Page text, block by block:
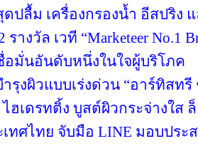
ดปลื้ม เครื่องกรองน้ำ อีสปริง
างวัล เวที “Marketeer No.1
อมั่นอันดับหนึ่งในใจผู้บริโภค
รุงผิวแบบเร่งด่วน “อาร์ทิสท
ฮเดรทติ้ง บูสต์ผิวกระจ่างใส
เทศไทย จับมือ LINE มอบปร